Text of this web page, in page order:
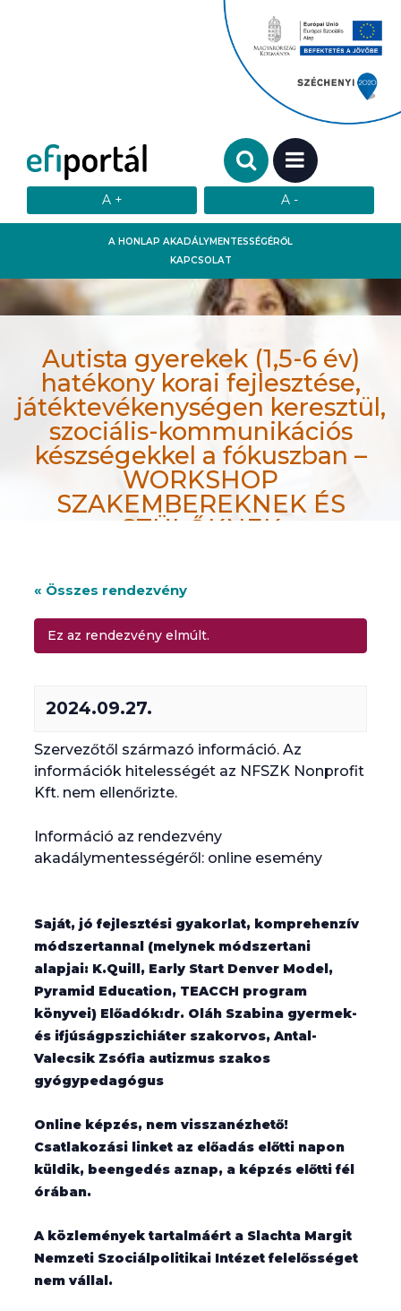
A HONLAP AKADÁLYMENTESSÉGÉRŐL
KAPCSOLAT
Keresendő szó:
MENÜ
Autista gyerekek (1,5-6 év)
hatékony korai fejlesztése,
játéktevékenységen keresztül,
szociális-kommunikációs
készségekkel a fókuszban –
WORKSHOP
SZAKEMBEREKNEK ÉS
SZÜLŐKNEK
Rendezvények
« Összes rendezvény
Ez az rendezvény elmúlt.
2024.09.27.
Szervezőtől származó információ. Az
információk hitelességét az NFSZK Nonprofit
Kft. nem ellenőrizte.
Információ az rendezvény
akadálymentességéről: online esemény
Saját, jó fejlesztési gyakorlat, komprehenzív
módszertannal (melynek módszertani
alapjai: K.Quill, Early Start Denver Model,
Pyramid Education, TEACCH program
könyvei) Előadók:dr. Oláh Szabina gyermek-
és ifjúságpszichiáter szakorvos, Antal-
Valecsik Zsófia autizmus szakos
gyógypedagógus
Online képzés, nem visszanézhető!
Csatlakozási linket az előadás előtti napon
küldik, beengedés aznap, a képzés előtti fél
órában.
A közlemények tartalmáért a Slachta Margit
Nemzeti Szociálpolitikai Intézet felelősséget
nem vállal.